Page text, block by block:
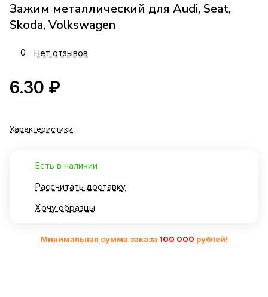
Зажим металлический для Audi, Seat,
Skoda, Volkswagen
0 Нет отзывов
6.30 ₽
Характеристики
Есть в наличии
Рассчитать доставку
Хочу образцы
Минимальная сумма заказа 100 000 рублей!